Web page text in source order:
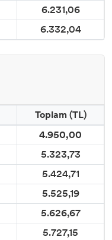
6.231,06
6.332,04
Toplam (TL)
4.950,00
5.323,73
5.424,71
5.525,19
5.626,67
5.727,15